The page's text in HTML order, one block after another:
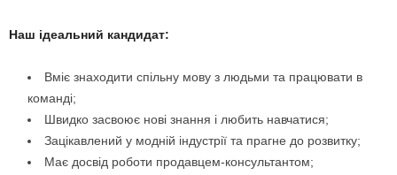
Наш ідеальний кандидат:
Вміє знаходити спільну мову з людьми та працювати в
команді;
Швидко засвоює нові знання і любить навчатися;
Зацікавлений у модній індустрії та прагне до розвитку;
Має досвід роботи продавцем-консультантом;